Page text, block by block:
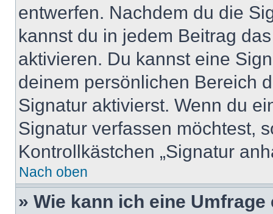
entwerfen. Nachdem du die
kannst du in jedem Beitrag
aktivieren. Du kannst eine
deinem persönlichen Bereich
Signatur aktivierst. Wenn du
Signatur verfassen möchtest,
Kontrollkästchen „Signatur
Nach oben
» Wie kann ich eine